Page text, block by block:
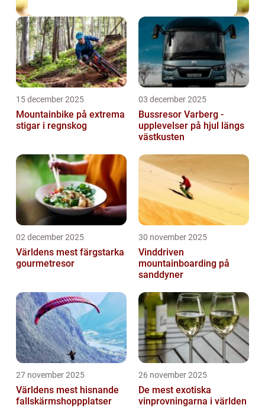
15 december 2025
Mountainbike på extrema
stigar i regnskog
03 december 2025
Bussresor Varberg -
upplevelser på hjul längs
västkusten
02 december 2025
Världens mest färgstarka
gourmetresor
30 november 2025
Vinddriven
mountainboarding på
sanddyner
27 november 2025
Världens mest hisnande
fallskärmshoppplatser
26 november 2025
De mest exotiska
vinprovningarna i världen